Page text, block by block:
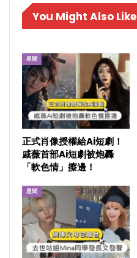
You Might Also Like
星聞
正式肖像授權給Ai短劇！
戚薇首部Ai短劇被炮轟
「軟色情」擦邊！
星聞